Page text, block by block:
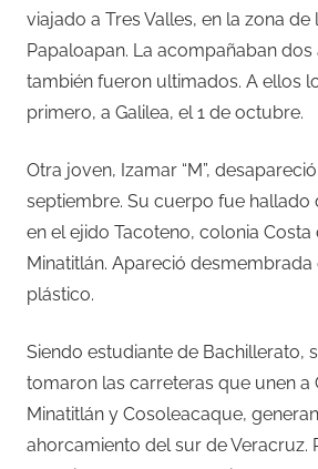
viajado a Tres Valles, en la zona de
Papaloapan. La acompañaban
también fueron ultimados. A ellos
primero, a Galilea, el 1 de octubre.
Otra joven, Izamar “M”,
septiembre. Su cuerpo fue hallado
en el ejido Tacoteno, colonia Costa
Minatitlán. Apareció
plástico.
Siendo estudiante de Bachillerato,
tomaron las carreteras que unen a
Minatitlán y Cosoleacaque,
ahorcamiento del sur de Veracruz.